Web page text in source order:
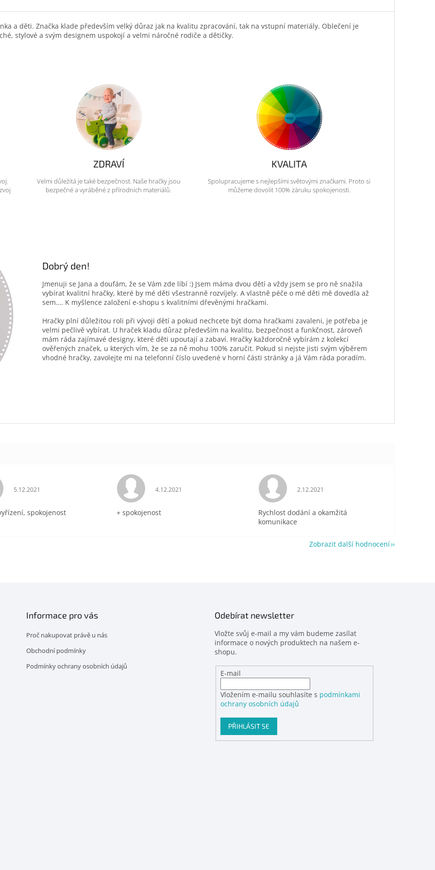
a děti. Značka klade především velký důraz jak na kvalitu zpracování, tak na vstupní materiály. Oblečení je
stylové a svým designem uspokojí a velmi náročné rodiče a dětičky.
ZDRAVÍ
Velmi důležitá je také bezpečnost. Naše hračky jsou
bezpečné a vyráběné z přírodních materiálů.
KVALITA
Spolupracujeme s nejlepšími světovými značkami. Proto si
můžeme dovolit 100% záruku spokojenosti.
Dobrý den!
Jmenuji se Jana a doufám, že se Vám zde líbí :) Jsem máma dvou dětí a vždy jsem se pro ně snažila
vybírat kvalitní hračky, které by mé děti všestranně rozvíjely. A vlastně péče o mé děti mě dovedla až
sem…. K myšlence založení e-shopu s kvalitními dřevěnými hračkami.
Hračky plní důležitou roli při vývoji dětí a pokud nechcete být doma hračkami zavaleni, je potřeba je
velmi pečlivě vybírat. U hraček kladu důraz především na kvalitu, bezpečnost a funkčnost, zároveň
mám ráda zajímavé designy, které děti upoutají a zabaví. Hračky každoročně vybírám z kolekcí
ověřených značek, u kterých vím, že se za ně mohu 100% zaručit. Pokud si nejste jisti svým výběrem
vhodné hračky, zavolejte mi na telefonní číslo uvedené v horní části stránky a já Vám ráda poradím.
Hodnocení obchodu je 5 z 5 hvězdiček.
5.12.2021
spokojenost
Hodnocení obchodu je 5 z 5 hvězdiček.
4.12.2021
+ spokojenost
Hodnocení obchodu je 5 z 5 hvězdiček.
2.12.2021
Rychlost dodání a okamžitá
komunikace
Zobrazit další hodnocení
Informace pro vás
Proč nakupovat právě u nás
Obchodní podmínky
Podmínky ochrany osobních údajů
Odebírat newsletter
Vložte svůj e-mail a my vám budeme zasílat
informace o nových produktech na našem e-
shopu.
E-mail
Vložením e-mailu souhlasíte s podmínkami
ochrany osobních údajů
PŘIHLÁSIT SE